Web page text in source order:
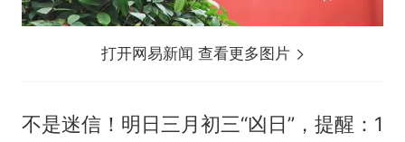
打开网易新闻 查看更多图片
不是迷信！明日三月初三“凶日”，提醒：1